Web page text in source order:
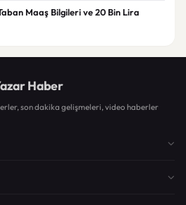
Maaş Bilgileri ve 20 Bin Lira
Haber
son dakika gelişmeleri, video haberler